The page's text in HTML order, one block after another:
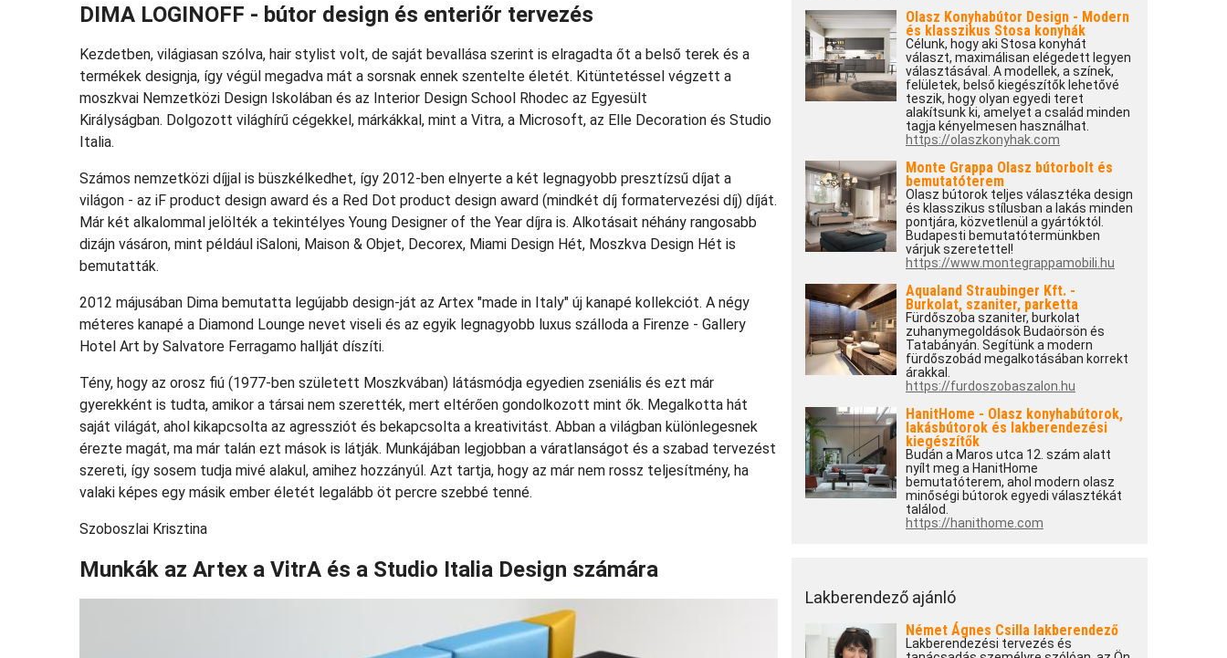
DIMA LOGINOFF - bútor design és enteriőr tervezés
Kezdetben, világiasan szólva, hair stylist volt, de saját bevallása szerint is elragadta őt a belső terek és a
termékek designja, így végül megadva mát a sorsnak ennek szentelte életét. Kitüntetéssel végzett a
moszkvai Nemzetközi Design Iskolában és az Interior Design School Rhodec az Egyesült
Királyságban. Dolgozott világhírű cégekkel, márkákkal, mint a Vitra, a Microsoft, az Elle Decoration és Studio
Italia.
Számos nemzetközi díjjal is büszkélkedhet, így 2012-ben elnyerte a két legnagyobb presztízsű díjat a
világon - az iF product design award és a Red Dot product design award (mindkét díj formatervezési díj) díját.
Már két alkalommal jelölték a tekintélyes Young Designer of the Year díjra is. Alkotásait néhány rangosabb
dizájn vásáron, mint például iSaloni, Maison & Objet, Decorex, Miami Design Hét, Moszkva Design Hét is
bemutatták.
2012 májusában Dima bemutatta legújabb design-ját az Artex "made in Italy" új kanapé kollekciót. A négy
méteres kanapé a Diamond Lounge nevet viseli és az egyik legnagyobb luxus szálloda a Firenze - Gallery
Hotel Art by Salvatore Ferragamo hallját díszíti.
Tény, hogy az orosz fiú (1977-ben született Moszkvában) látásmódja egyedien zseniális és ezt már
gyerekként is tudta, amikor a társai nem szerették, mert eltérően gondolkozott mint ők. Megalkotta hát
saját világát, ahol kikapcsolta az agressziót és bekapcsolta a kreativitást. Abban a világban különlegesnek
érezte magát, ma már talán ezt mások is látják. Munkájában legjobban a váratlanságot és a szabad tervezést
szereti, így sosem tudja mivé alakul, amihez hozzányúl. Azt tartja, hogy az már nem rossz teljesítmény, ha
valaki képes egy másik ember életét legalább öt percre szebbé tenné.
Szoboszlai Krisztina
Munkák az Artex a VitrA és a Studio Italia Design számára
Olasz Konyhabútor Design - Modern
és klasszikus Stosa konyhák
Célunk, hogy aki Stosa konyhát
választ, maximálisan elégedett legyen
választásával. A modellek, a színek,
felületek, belső kiegészítők lehetővé
teszik, hogy olyan egyedi teret
alakítsunk ki, amelyet a család minden
tagja kényelmesen használhat.
https://olaszkonyhak.com
Monte Grappa Olasz bútorbolt és
bemutatóterem
Olasz bútorok teljes választéka design
és klasszikus stílusban a lakás minden
pontjára, közvetlenül a gyártóktól.
Budapesti bemutatótermünkben
várjuk szeretettel!
https://www.montegrappamobili.hu
Aqualand Straubinger Kft. -
Burkolat, szaniter, parketta
Fürdőszoba szaniter, burkolat
zuhanymegoldások Budaörsön és
Tatabányán. Segítünk a modern
fürdőszobád megalkotásában korrekt
árakkal.
https://furdoszobaszalon.hu
HanitHome - Olasz konyhabútorok,
lakásbútorok és lakberendezési
kiegészítők
Budán a Maros utca 12. szám alatt
nyílt meg a HanitHome
bemutatóterem, ahol modern olasz
minőségi bútorok egyedi választékát
találod.
https://hanithome.com
Lakberendező ajánló
Német Ágnes Csilla lakberendező
Lakberendezési tervezés és